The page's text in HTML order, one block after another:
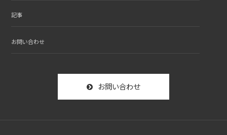
記事
お問い合わせ
お問い合わせ